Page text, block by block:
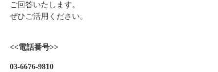
ご回答いたします。
ぜひご活用ください。
<<電話番号>>
03-6676-9810